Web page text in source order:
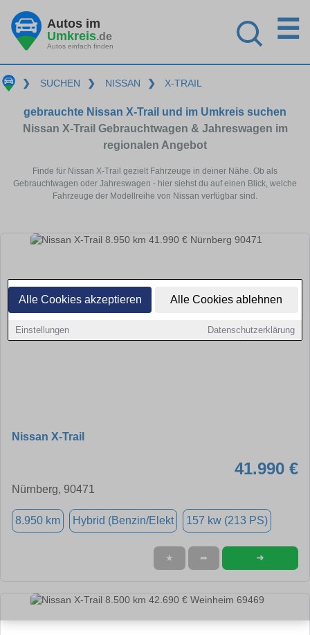
Alle Cookies akzeptieren Alle Cookies ablehnen
Einstellungen Datenschutzerklärung
Autos im
Umkreis.de
Autos einfach finden
☰
❯ SUCHEN ❯ NISSAN ❯ X-TRAIL
gebrauchte Nissan X-Trail und im Umkreis suchen
Nissan X-Trail Gebrauchtwagen & Jahreswagen im
regionalen Angebot
Finde für Nissan X-Trail gezielt Fahrzeuge in deiner Nähe. Ob als
Gebrauchtwagen oder Jahreswagen - hier siehst du auf einen Blick, welche
Fahrzeuge der Modellreihe von Nissan verfügbar sind.
Nissan X-Trail
41.990 €
Nürnberg, 90471
8.950 km Hybrid (Benzin/Elekt 157 kw (213 PS)
★ ➦ ➜